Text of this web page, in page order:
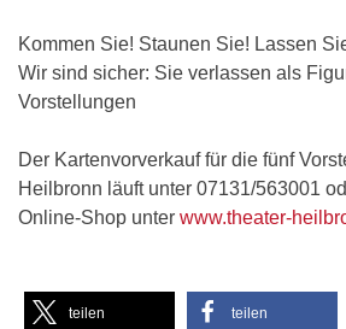
Kommen Sie! Staunen Sie! Lassen
Wir sind sicher: Sie verlassen als
Vorstellungen
Der Kartenvorverkauf für die fünf
Heilbronn läuft unter 07131/563001
Online-Shop unter www.theater-
teilen teilen